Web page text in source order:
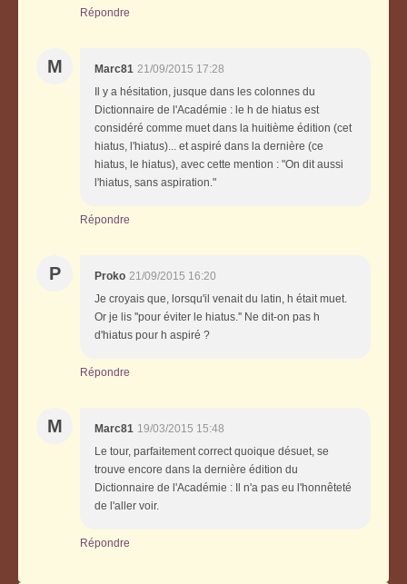
Répondre
M Marc81 21/09/2015 17:28
Il y a hésitation, jusque dans les colonnes du
Dictionnaire de l'Académie : le h de hiatus est
considéré comme muet dans la huitième édition (cet
hiatus, l'hiatus)... et aspiré dans la dernière (ce
hiatus, le hiatus), avec cette mention : "On dit aussi
l'hiatus, sans aspiration."
Répondre
P Proko 21/09/2015 16:20
Je croyais que, lorsqu'il venait du latin, h était muet.
Or je lis ''pour éviter le hiatus.'' Ne dit-on pas h
d'hiatus pour h aspiré ?
Répondre
M Marc81 19/03/2015 15:48
Le tour, parfaitement correct quoique désuet, se
trouve encore dans la dernière édition du
Dictionnaire de l'Académie : Il n'a pas eu l'honnêteté
de l'aller voir.
Répondre